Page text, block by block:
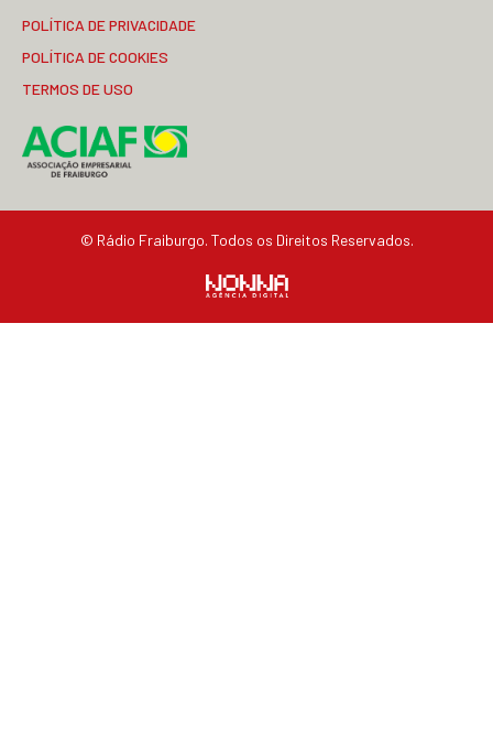
POLÍTICA DE PRIVACIDADE
POLÍTICA DE COOKIES
TERMOS DE USO
© Rádio Fraiburgo. Todos os Direitos Reservados.